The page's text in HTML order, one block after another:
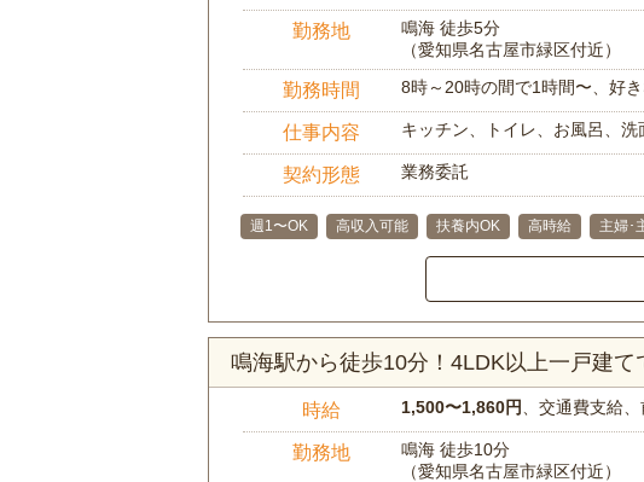
勤務地
鳴海 徒歩5分
（愛知県名古屋市緑区付近）
勤務時間 8時～20時の間で1時間〜、好
仕事内容 キッチン、トイレ、お風呂、
契約形態 業務委託
週1〜OK 高収入可能 扶養内OK 高時給 主婦･
鳴海駅から徒歩10分！4LDK以上一戸建て
時給 1,500〜1,860円 、交通費支給
勤務地
鳴海 徒歩10分
（愛知県名古屋市緑区付近）